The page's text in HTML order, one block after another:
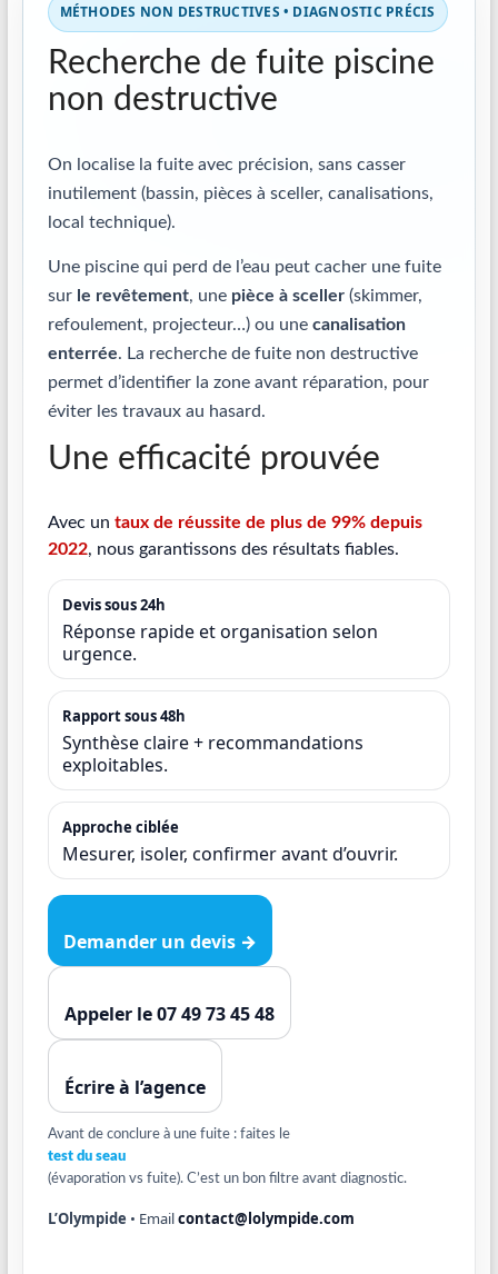
MÉTHODES NON DESTRUCTIVES • DIAGNOSTIC PRÉCIS
Recherche de fuite piscine
non destructive
On localise la fuite avec précision, sans casser
inutilement (bassin, pièces à sceller, canalisations,
local technique).
Une piscine qui perd de l’eau peut cacher une fuite
sur le revêtement, une pièce à sceller(skimmer,
refoulement, projecteur…) ou une canalisation
enterrée. La recherche de fuite non destructive
permet d’identifier la zone avant réparation, pour
éviter les travaux au hasard.
Une efficacité prouvée
Avec un taux de réussite de plus de 99% depuis
2022, nous garantissons des résultats fiables.
Devis sous 24h
Réponse rapide et organisation selon
urgence.
Rapport sous 48h
Synthèse claire + recommandations
exploitables.
Approche ciblée
Mesurer, isoler, confirmer avant d’ouvrir.
Demander un devis →
Appeler le 07 49 73 45 48
Écrire à l’agence
Avant de conclure à une fuite : faites le
test du seau
(évaporation vs fuite). C’est un bon filtre avant diagnostic.
L’Olympide • Emailcontact@lolympide.com